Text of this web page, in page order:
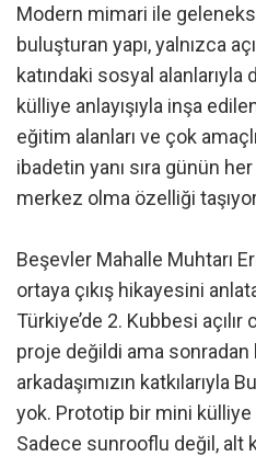
Modern mimari ile
buluşturan yapı, yalnızca
katındaki sosyal
külliye anlayışıyla inşa
eğitim alanları ve çok
ibadetin yanı sıra günün
merkez olma özelliği
Beşevler Mahalle Muhtarı
ortaya çıkış hikayesini
Türkiye’de 2. Kubbesi
proje değildi ama
arkadaşımızın katkılarıyla
yok. Prototip bir mini
Sadece sunrooflu değil, alt